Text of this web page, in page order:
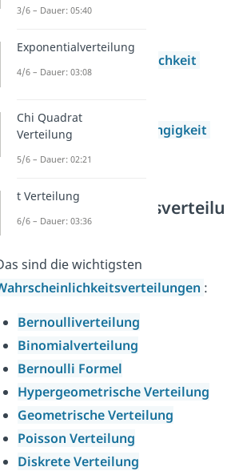
Wahrscheinlichkeit
Bedingte Wahrscheinlichkeit
Stochastische Unabhängigkeit
Satz von Bayes
Wahrscheinlichkeitsverteilu
ngen
sind die wichtigsten
:
Bernoulliverteilung
Binomialverteilung
Bernoulli Formel
Hypergeometrische Verteilung
Geometrische Verteilung
Poisson Verteilung
Diskrete Verteilung
3/6 – Dauer: 05:40
Exponentialverteilung
4/6 – Dauer: 03:08
Chi Quadrat
Verteilung
5/6 – Dauer: 02:21
t Verteilung
6/6 – Dauer: 03:36